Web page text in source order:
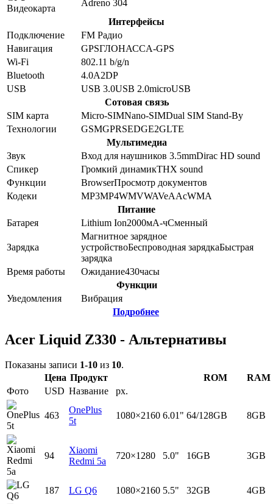
Видеокарта
Adreno 304
Интерфейсы
Подключение
FM Радио
Навигация
GPSГЛОНАССA-GPS
Wi-Fi
802.11 b/g/n
Bluetooth
4.0A2DP
USB
USB 3.0USB 2.0microUSB
Сотовая связь
SIM карта
Micro-SIMNano-SIMDual SIM Stand-By
Технологии
GSMGPRSEDGE2GLTE
Мультимедиа
Звук
Вход для наушников 3.5mmDirac HD sound
Спикер
Громкий динамикTHX sound
Функции
BrowserПросмотр документов
Кодеки
MP3MP4WMVWAVeAAcWMA
Питание
Батарея
Lithium Ion2000мА-чСменный
Зарядка
Магнитное зарядное
устройствоБеспроводная зарядкаБыстрая
зарядка
Время работы
Ожидание430часы
Функции
Уведомления
Вибрация
Подробнее
Acer Liquid Z330 - Альтернативы
Показаны записи 1-10 из 10.
Цена Продукт ROM
RAM
Фото
USD Название px.
463
OnePlus
5t
1080×2160 6.01" 64/128GB 8GB
94
Xiaomi
Redmi 5a
720×1280 5.0" 16GB 3GB
187 LG Q6 1080×2160 5.5" 32GB 4GB